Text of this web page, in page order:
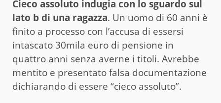
Cieco assoluto indugia con lo sguardo sul
lato b di una ragazza. Un uomo di 60 anni è
finito a processo con l’accusa di essersi
intascato 30mila euro di pensione in
quattro anni senza averne i titoli. Avrebbe
mentito e presentato falsa documentazione
dichiarando di essere “cieco assoluto”.